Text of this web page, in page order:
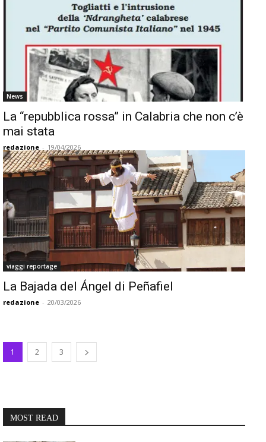
News
La “repubblica rossa” in Calabria che non c’è
mai stata
redazione - 19/04/2026
viaggi reportage
La Bajada del Ángel di Peñafiel
redazione - 20/03/2026
1 2 3
MOST READ